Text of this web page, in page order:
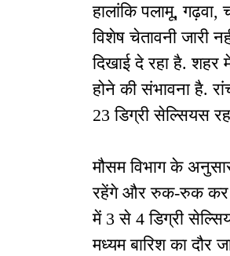
हालांकि पलामू,
विशेष चेतावनी जारी
दिखाई दे रहा है.
होने की संभावना है.
23 डिग्री सेल्सियस
मौसम विभाग के
रहेंगे और रुक-रुक कर
में 3 से 4 डिग्री
मध्यम बारिश का दौर